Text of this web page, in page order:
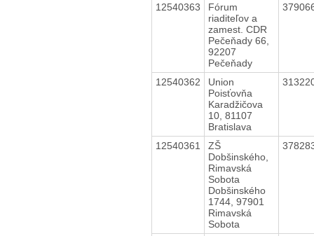
12540363
Fórum
riaditeľov a
zamest. CDR
Pečeňady 66,
92207
Pečeňady
12540362
Union
Poisťovňa
Karadžičova
10, 81107
Bratislava
12540361
ZŠ
Dobšinského,
Rimavská
Sobota
Dobšinského
1744, 97901
Rimavská
Sobota